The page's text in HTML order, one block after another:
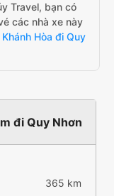
Travel, bạn có
các nhà xe này
Hòa đi Quy
đi Quy Nhơn
365 km